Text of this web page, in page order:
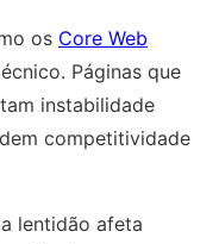
os Core Web
Páginas que
instabilidade
competitividade
lentidão afeta